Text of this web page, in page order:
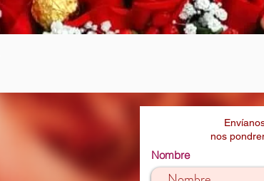
nos
Nombre